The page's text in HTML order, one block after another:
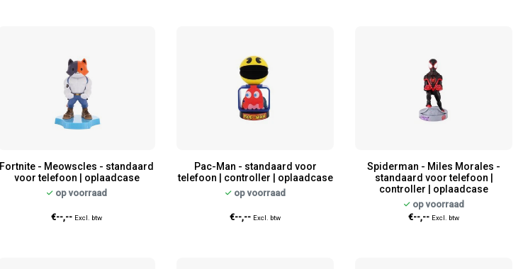
Fortnite - Meowscles - standaard
voor telefoon | oplaadcase
op voorraad
€--,-- Excl. btw
Pac-Man - standaard voor
telefoon | controller | oplaadcase
op voorraad
€--,-- Excl. btw
Spiderman - Miles Morales -
standaard voor telefoon |
controller | oplaadcase
op voorraad
€--,-- Excl. btw